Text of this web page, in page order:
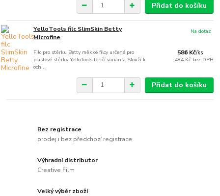
Přidat do košíku
YelloTools filc SlimSkin Betty
Microfine
Filc pro stěrku Betty měkké filcy určené pro
plastové stěrky YelloTools tenčí varianta Slouží k
och...
586 Kč/ks
484 Kč bez DPH
Na dotaz
Přidat do košíku
Bez registrace
prodej i bez předchozí registrace
Výhradní distributor
Creative Film
Velký výběr zboží